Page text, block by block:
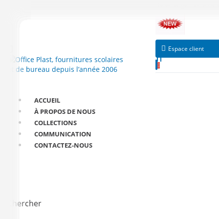
Espace client
ACCUEIL
À PROPOS DE NOUS
COLLECTIONS
COMMUNICATION
CONTACTEZ-NOUS
Chercher